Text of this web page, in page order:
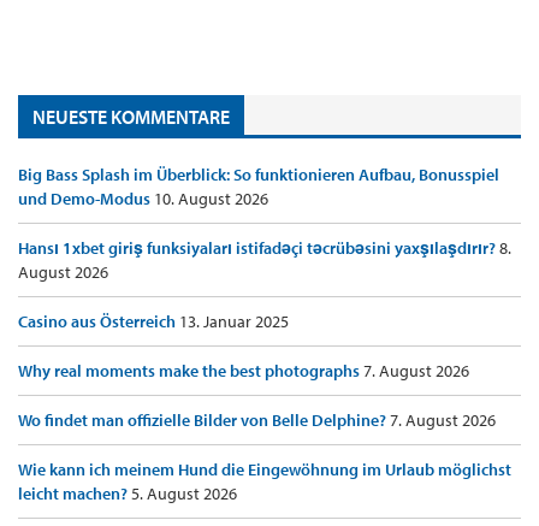
NEUESTE KOMMENTARE
Big Bass Splash im Überblick: So funktionieren Aufbau, Bonusspiel
und Demo-Modus 10. August 2026
Hansı 1xbet giriş funksiyaları istifadəçi təcrübəsini yaxşılaşdırır?8.
August 2026
Casino aus Österreich 13. Januar 2025
Why real moments make the best photographs7. August 2026
Wo findet man offizielle Bilder von Belle Delphine?7. August 2026
Wie kann ich meinem Hund die Eingewöhnung im Urlaub möglichst
leicht machen?5. August 2026